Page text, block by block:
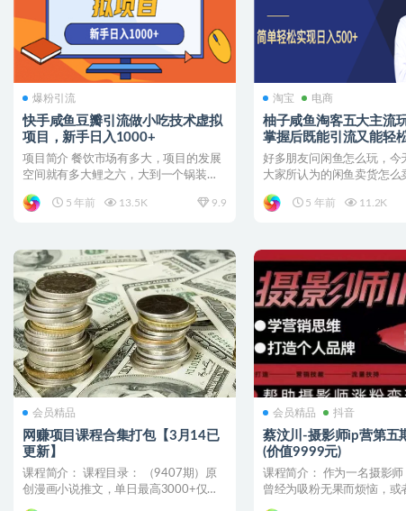
爆粉引流
快手咸鱼豆瓣引流做小吃技术虚拟
项目，新手日入1000+
项目简介 餐饮市场有多大，项目的发展
空间就有多大鲤之六，大到一个锅装不
5 年前
13.5K 9.9
淘宝 电商
柚子咸鱼淘客五大主流
掌握后既能引流又能轻
500
好多朋友问闲鱼怎么玩，今
大家所认为的闲鱼卖货怎么
5 年前
11.2K
会员精品
网赚项目课程合集打包【3月14已
更新】
课程简介： 课程目录： （9407期）原
创漫画小说推文，单日最高3000+仅需
会员精品 抖音
蔡汶川-摄影师ip营第五
(价值9999元)
课程简介： 作为一名摄影
曾经为吸粉无果而烦恼，或